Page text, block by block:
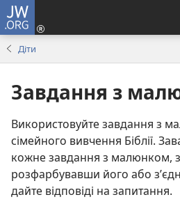
JW.ORG
Діти
Завдання з
Використовуйте завдання з
сімейного вивчення Біблії.
кожне завдання з малюнком,
розфарбувавши його або
дайте відповіді на запитання.